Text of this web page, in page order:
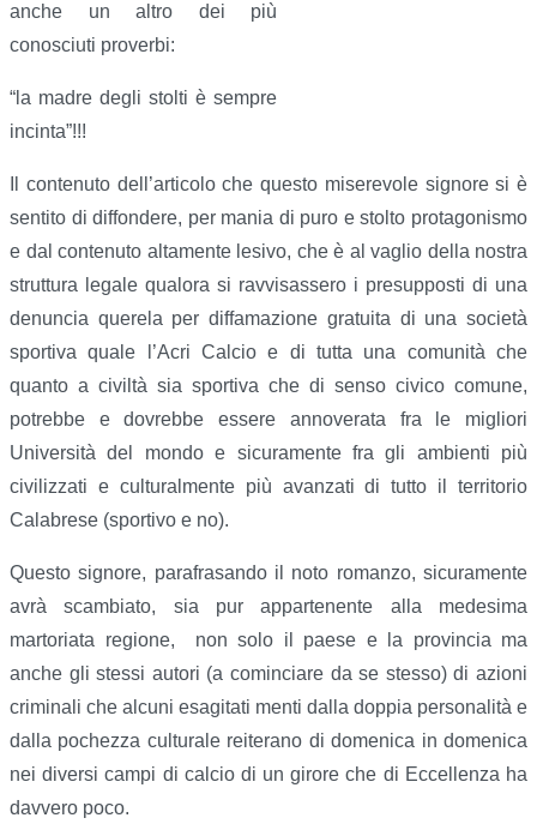
anche un altro dei più
conosciuti proverbi:
“la madre degli stolti è sempre
incinta”!!!
Il contenuto dell’articolo che questo miserevole signore si è
sentito di diffondere, per mania di puro e stolto protagonismo
e dal contenuto altamente lesivo, che è al vaglio della nostra
struttura legale qualora si ravvisassero i presupposti di una
denuncia querela per diffamazione gratuita di una società
sportiva quale l’Acri Calcio e di tutta una comunità che
quanto a civiltà sia sportiva che di senso civico comune,
potrebbe e dovrebbe essere annoverata fra le migliori
Università del mondo e sicuramente fra gli ambienti più
civilizzati e culturalmente più avanzati di tutto il territorio
Calabrese (sportivo e no).
Questo signore, parafrasando il noto romanzo, sicuramente
avrà scambiato, sia pur appartenente alla medesima
martoriata regione, non solo il paese e la provincia ma
anche gli stessi autori (a cominciare da se stesso) di azioni
criminali che alcuni esagitati menti dalla doppia personalità e
dalla pochezza culturale reiterano di domenica in domenica
nei diversi campi di calcio di un girore che di Eccellenza ha
davvero poco.